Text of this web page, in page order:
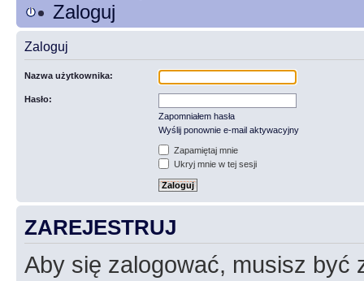
Zaloguj
Zaloguj
Nazwa użytkownika:
Hasło:
Zapomniałem hasła
Wyślij ponownie e-mail aktywacyjny
Zapamiętaj mnie
Ukryj mnie w tej sesji
ZAREJESTRUJ
Aby się zalogować, musisz być